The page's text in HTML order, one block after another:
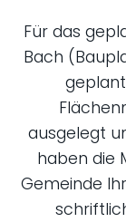
Für das
Bach
ausgelegt
haben die
Gemeinde